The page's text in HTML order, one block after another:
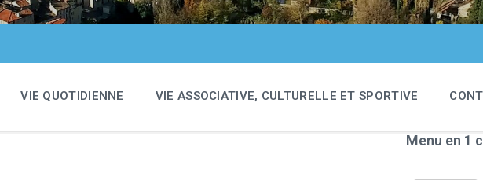
VIE QUOTIDIENNE VIE ASSOCIATIVE, CULTURELLE ET SPORTIVE
Menu en 1